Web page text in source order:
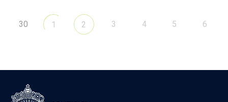
30 1 2 3 4 5 6